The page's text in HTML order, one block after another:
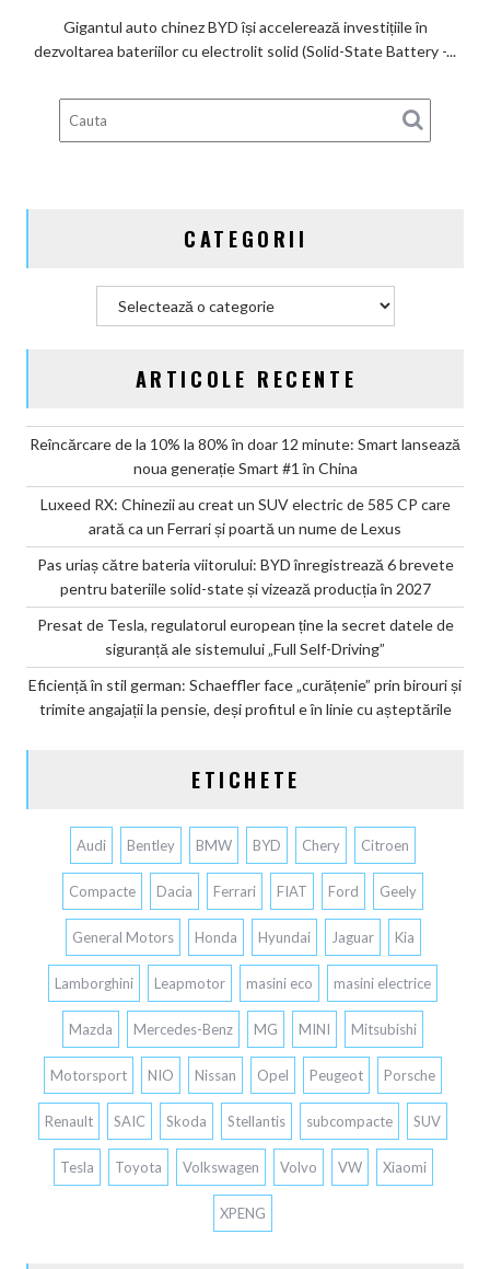
BYD
pentru
bateriile
în
Gigantul auto chinez BYD își accelerează investițiile în
dezvoltarea bateriilor cu electrolit solid (Solid-State Battery -...
CATEGORII
ARTICOLE RECENTE
Reîncărcare de la 10% la 80% în doar 12 minute: Smart lansează
noua generație Smart #1 în China
Luxeed RX: Chinezii au creat un SUV electric de 585 CP care
arată ca un Ferrari și poartă un nume de Lexus
Pas uriaș către bateria viitorului: BYD înregistrează 6 brevete
pentru bateriile solid-state și vizează producția în 2027
Presat de Tesla, regulatorul european ține la secret datele de
siguranță ale sistemului „Full Self-Driving”
Eficiență în stil german: Schaeffler face „curățenie” prin birouri și
trimite angajații la pensie, deși profitul e în linie cu așteptările
ETICHETE
Audi Bentley BMW BYD Chery Citroen
Compacte Dacia Ferrari FIAT Ford Geely
General Motors Honda Hyundai Jaguar Kia
Lamborghini Leapmotor masini eco masini electrice
Mazda Mercedes-Benz MG MINI Mitsubishi
Motorsport NIO Nissan Opel Peugeot Porsche
Renault SAIC Skoda Stellantis subcompacte SUV
Tesla Toyota Volkswagen Volvo VW Xiaomi
XPENG